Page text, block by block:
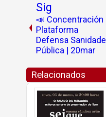
Sig
📣 Concentración
Plataforma
Defensa Sanidade
Pública | 20mar
Relacionados